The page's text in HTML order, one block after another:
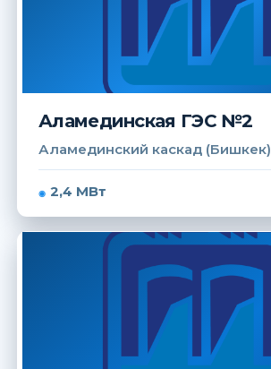
Аламединская ГЭС №2
Аламединский каскад (Бишкек)
2,4 МВт